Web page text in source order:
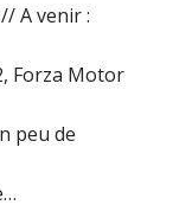
A venir :
Forza Motor
peu de